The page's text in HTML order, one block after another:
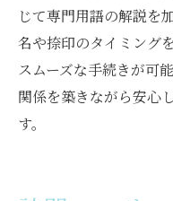
じて専門用語の解説を
名や捺印のタイミング
スムーズな手続きが可
関係を築きながら安心
す。